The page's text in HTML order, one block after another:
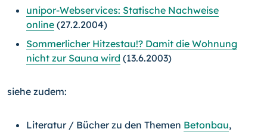
unipor-Webservices: Statische Nachweise
online (27.2.2004)
Sommerlicher Hitzestau!? Damit die Wohnung
nicht zur Sauna wird (13.6.2003)
siehe zudem:
Literatur / Bücher zu den Themen Betonbau,